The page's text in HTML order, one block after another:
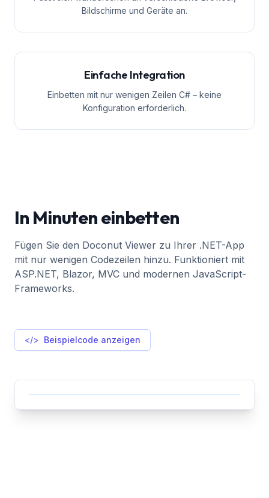
Bildschirme und Geräte an.
Einfache Integration
Einbetten mit nur wenigen Zeilen C# – keine
Konfiguration erforderlich.
In Minuten einbetten
Fügen Sie den Doconut Viewer zu Ihrer .NET-App
mit nur wenigen Codezeilen hinzu. Funktioniert mit
ASP.NET, Blazor, MVC und modernen JavaScript-
Frameworks.
</> Beispielcode anzeigen